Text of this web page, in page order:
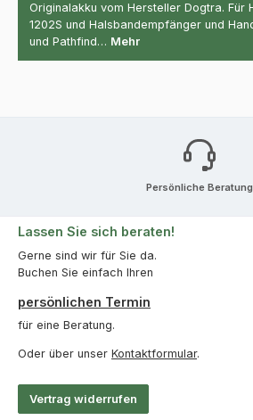
Originalakku vom Hersteller Dogtra. Für
1202S und Halsbandempfänger und
und Pathfind… Mehr
Persönliche Beratung
Lassen Sie sich beraten!
Gerne sind wir für Sie da.
Buchen Sie einfach Ihren
persönlichen Termin
für eine Beratung.
Oder über unser Kontaktformular.
Vertrag widerrufen